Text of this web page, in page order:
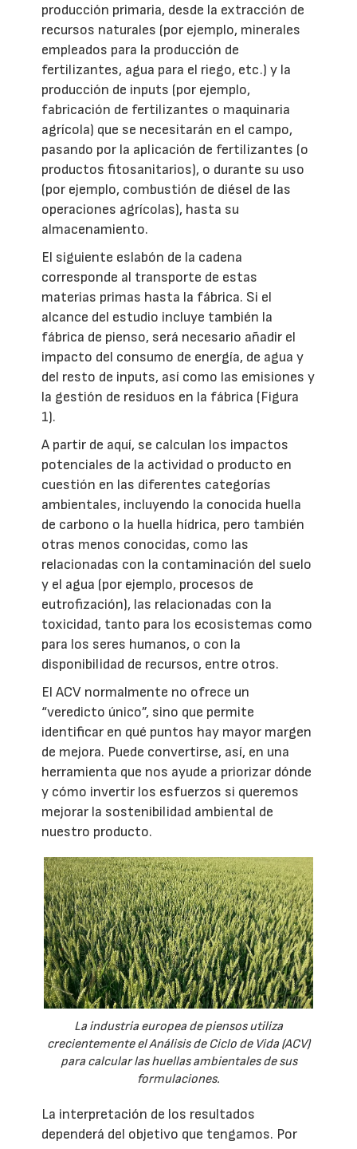
producción primaria, desde la extracción de
recursos naturales (por ejemplo, minerales
empleados para la producción de
fertilizantes, agua para el riego, etc.) y la
producción de inputs (por ejemplo,
fabricación de fertilizantes o maquinaria
agrícola) que se necesitarán en el campo,
pasando por la aplicación de fertilizantes (o
productos fitosanitarios), o durante su uso
(por ejemplo, combustión de diésel de las
operaciones agrícolas), hasta su
almacenamiento.
El siguiente eslabón de la cadena
corresponde al transporte de estas
materias primas hasta la fábrica. Si el
alcance del estudio incluye también la
fábrica de pienso, será necesario añadir el
impacto del consumo de energía, de agua y
del resto de inputs, así como las emisiones y
la gestión de residuos en la fábrica (Figura
1).
A partir de aquí, se calculan los impactos
potenciales de la actividad o producto en
cuestión en las diferentes categorías
ambientales, incluyendo la conocida huella
de carbono o la huella hídrica, pero también
otras menos conocidas, como las
relacionadas con la contaminación del suelo
y el agua (por ejemplo, procesos de
eutrofización), las relacionadas con la
toxicidad, tanto para los ecosistemas como
para los seres humanos, o con la
disponibilidad de recursos, entre otros.
El ACV normalmente no ofrece un
“veredicto único”, sino que permite
identificar en qué puntos hay mayor margen
de mejora. Puede convertirse, así, en una
herramienta que nos ayude a priorizar dónde
y cómo invertir los esfuerzos si queremos
mejorar la sostenibilidad ambiental de
nuestro producto.
La industria europea de piensos utiliza
crecientemente el Análisis de Ciclo de Vida (ACV)
para calcular las huellas ambientales de sus
formulaciones.
La interpretación de los resultados
dependerá del objetivo que tengamos. Por